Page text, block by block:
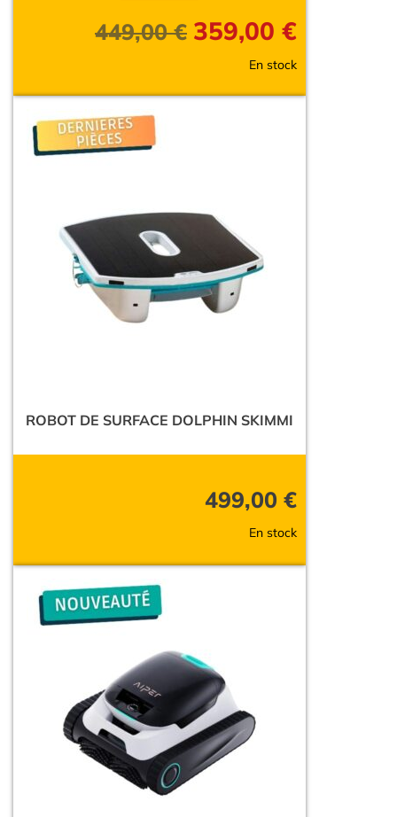
449,00€ 359,00 €
En stock
ROBOT DE SURFACE DOLPHIN SKIMMI
499,00 €
En stock